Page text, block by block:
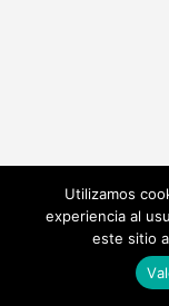
Utilizamos
experiencia al
este sitio